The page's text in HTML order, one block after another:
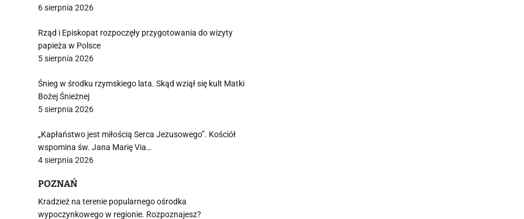
6 sierpnia 2026
Rząd i Episkopat rozpoczęły przygotowania do wizyty
papieża w Polsce
5 sierpnia 2026
Śnieg w środku rzymskiego lata. Skąd wziął się kult Matki
Bożej Śnieżnej
5 sierpnia 2026
„Kapłaństwo jest miłością Serca Jezusowego”. Kościół
wspomina św. Jana Marię Via…
4 sierpnia 2026
POZNAŃ
Kradzież na terenie popularnego ośrodka
wypoczynkowego w regionie. Rozpoznajesz?